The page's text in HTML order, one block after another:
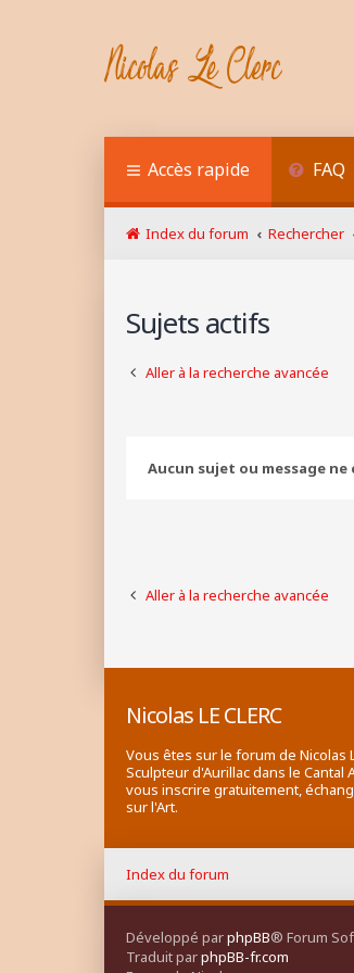
Accès rapide FAQ
Index du forum Rechercher
Sujets actifs
Aller à la recherche avancée
Aucun sujet ou message
Aller à la recherche avancée
Nicolas LE CLERC
Vous êtes sur le forum de Nicolas
Sculpteur d'Aurillac dans le Cantal
vous inscrire gratuitement,
sur l'Art.
Index du forum
Développé parphpBB® Forum
Traduit parphpBB-fr.com